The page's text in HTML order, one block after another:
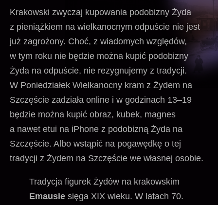
Krakowski zwyczaj kupowania podobizny Żyda
z pieniążkiem na wielkanocnym odpuście nie jest
już zagrożony. Choć, z wiadomych względów,
w tym roku nie będzie można kupić podobizny
Żyda na odpuście, nie rezygnujemy z tradycji.
W Poniedziałek Wielkanocny kram z Żydem na
Szczęście zadziała online i w godzinach 13–19
będzie można kupić obraz, kubek, magnes
a nawet etui na iPhone z podobizną Żyda na
Szczęście. Albo wstąpić na pogawędkę o tej
tradycji z Żydem na Szczęście we własnej osobie.
Tradycja figurek Żydów na krakowskim
Emausie sięga XIX wieku. W latach 70.